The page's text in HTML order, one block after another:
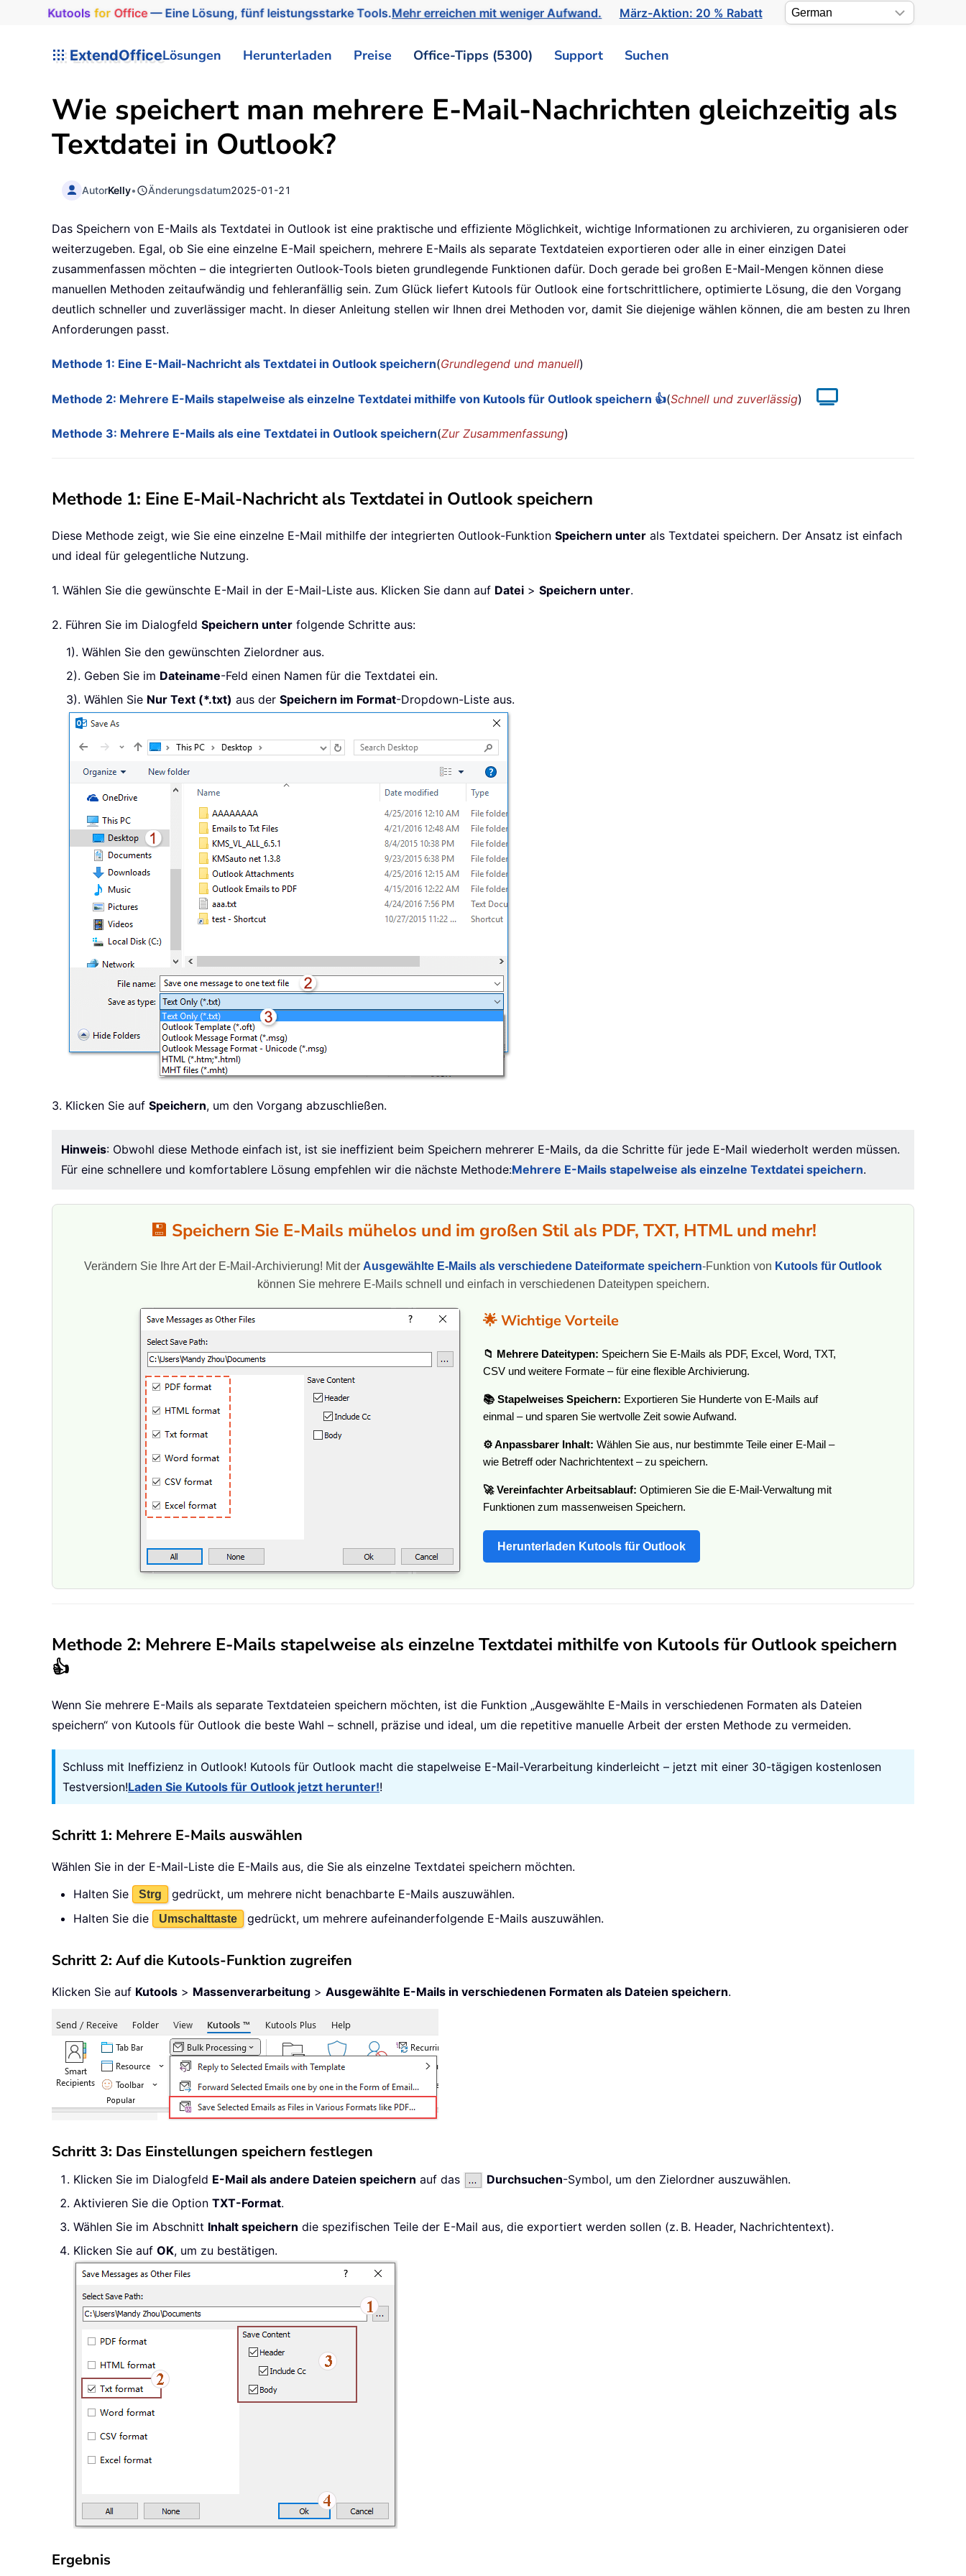
Kutools for Office— Eine Lösung, fünf leistungsstarke Tools.Mehr erreichen mit weniger Aufwand. März-Aktion: 20 % Rabatt
ExtendOfficeLösungen Herunterladen Preise Office-Tipps (5300) Support Suchen
Wie speichert man mehrere E-Mail-Nachrichten gleichzeitig als
Textdatei in Outlook?
AutorKelly• Änderungsdatum2025-01-21
Das Speichern von E-Mails als Textdatei in Outlook ist eine praktische und effiziente Möglichkeit, wichtige Informationen zu archivieren, zu organisieren oder
weiterzugeben. Egal, ob Sie eine einzelne E-Mail speichern, mehrere E-Mails als separate Textdateien exportieren oder alle in einer einzigen Datei
zusammenfassen möchten – die integrierten Outlook-Tools bieten grundlegende Funktionen dafür. Doch gerade bei großen E-Mail-Mengen können diese
manuellen Methoden zeitaufwändig und fehleranfällig sein. Zum Glück liefert Kutools für Outlook eine fortschrittlichere, optimierte Lösung, die den Vorgang
deutlich schneller und zuverlässiger macht. In dieser Anleitung stellen wir Ihnen drei Methoden vor, damit Sie diejenige wählen können, die am besten zu Ihren
Anforderungen passt.
Methode 1: Eine E-Mail-Nachricht als Textdatei in Outlook speichern(Grundlegend und manuell)
Methode 2: Mehrere E-Mails stapelweise als einzelne Textdatei mithilfe von Kutools für Outlook speichern 👍(Schnell und zuverlässig)
Methode 3: Mehrere E-Mails als eine Textdatei in Outlook speichern(Zur Zusammenfassung)
Methode 1: Eine E-Mail-Nachricht als Textdatei in Outlook speichern
Diese Methode zeigt, wie Sie eine einzelne E-Mail mithilfe der integrierten Outlook-Funktion Speichern unter als Textdatei speichern. Der Ansatz ist einfach
und ideal für gelegentliche Nutzung.
1. Wählen Sie die gewünschte E-Mail in der E-Mail-Liste aus. Klicken Sie dann auf Datei > Speichern unter.
2. Führen Sie im Dialogfeld Speichern unter folgende Schritte aus:
1). Wählen Sie den gewünschten Zielordner aus.
2). Geben Sie im Dateiname-Feld einen Namen für die Textdatei ein.
3). Wählen Sie Nur Text (*.txt) aus der Speichern im Format-Dropdown-Liste aus.
3. Klicken Sie auf Speichern, um den Vorgang abzuschließen.
Hinweis: Obwohl diese Methode einfach ist, ist sie ineffizient beim Speichern mehrerer E-Mails, da die Schritte für jede E-Mail wiederholt werden müssen.
Für eine schnellere und komfortablere Lösung empfehlen wir die nächste Methode:Mehrere E-Mails stapelweise als einzelne Textdatei speichern.
💾 Speichern Sie E-Mails mühelos und im großen Stil als PDF, TXT, HTML und mehr!
Verändern Sie Ihre Art der E-Mail-Archivierung! Mit der Ausgewählte E-Mails als verschiedene Dateiformate speichern-Funktion von Kutools für Outlook
können Sie mehrere E-Mails schnell und einfach in verschiedenen Dateitypen speichern.
🌟 Wichtige Vorteile
📁 Mehrere Dateitypen: Speichern Sie E-Mails als PDF, Excel, Word, TXT,
CSV und weitere Formate – für eine flexible Archivierung.
📚 Stapelweises Speichern: Exportieren Sie Hunderte von E-Mails auf
einmal – und sparen Sie wertvolle Zeit sowie Aufwand.
⚙️ Anpassbarer Inhalt: Wählen Sie aus, nur bestimmte Teile einer E-Mail –
wie Betreff oder Nachrichtentext – zu speichern.
🚀 Vereinfachter Arbeitsablauf: Optimieren Sie die E-Mail-Verwaltung mit
Funktionen zum massenweisen Speichern.
Herunterladen Kutools für Outlook
Methode 2: Mehrere E-Mails stapelweise als einzelne Textdatei mithilfe von Kutools für Outlook speichern
👍
Wenn Sie mehrere E-Mails als separate Textdateien speichern möchten, ist die Funktion „Ausgewählte E-Mails in verschiedenen Formaten als Dateien
speichern“ von Kutools für Outlook die beste Wahl – schnell, präzise und ideal, um die repetitive manuelle Arbeit der ersten Methode zu vermeiden.
Schluss mit Ineffizienz in Outlook! Kutools für Outlook macht die stapelweise E-Mail-Verarbeitung kinderleicht – jetzt mit einer 30-tägigen kostenlosen
Testversion!Laden Sie Kutools für Outlook jetzt herunter!!
Schritt 1: Mehrere E-Mails auswählen
Wählen Sie in der E-Mail-Liste die E-Mails aus, die Sie als einzelne Textdatei speichern möchten.
Halten Sie
Strg
gedrückt, um mehrere nicht benachbarte E-Mails auszuwählen.
Halten Sie die
Umschalttaste gedrückt, um mehrere aufeinanderfolgende E-Mails auszuwählen.
Schritt 2: Auf die Kutools-Funktion zugreifen
Klicken Sie auf Kutools > Massenverarbeitung > Ausgewählte E-Mails in verschiedenen Formaten als Dateien speichern.
Schritt 3: Das Einstellungen speichern festlegen
Klicken Sie im Dialogfeld E-Mail als andere Dateien speichern auf das Durchsuchen-Symbol, um den Zielordner auszuwählen.
Aktivieren Sie die Option TXT-Format.
Wählen Sie im Abschnitt Inhalt speichern die spezifischen Teile der E-Mail aus, die exportiert werden sollen (z. B. Header, Nachrichtentext).
Klicken Sie auf OK, um zu bestätigen.
Ergebnis